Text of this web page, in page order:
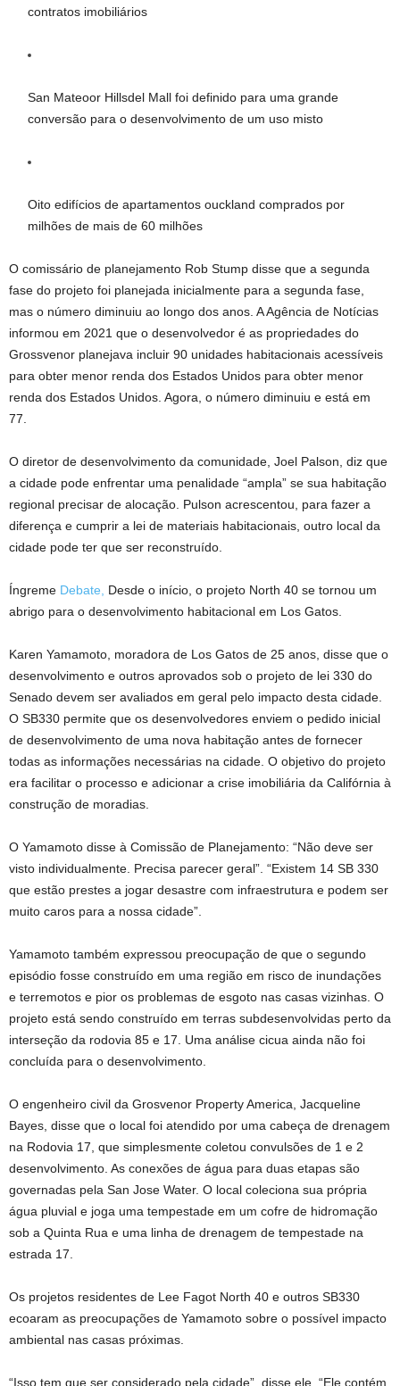
contratos imobiliários
San Mateoor Hillsdel Mall foi definido para uma grande
conversão para o desenvolvimento de um uso misto
Oito edifícios de apartamentos ouckland comprados por
milhões de mais de 60 milhões
O comissário de planejamento Rob Stump disse que a segunda
fase do projeto foi planejada inicialmente para a segunda fase,
mas o número diminuiu ao longo dos anos. A Agência de Notícias
informou em 2021 que o desenvolvedor é as propriedades do
Grossvenor planejava incluir 90 unidades habitacionais acessíveis
para obter menor renda dos Estados Unidos para obter menor
renda dos Estados Unidos. Agora, o número diminuiu e está em
77.
O diretor de desenvolvimento da comunidade, Joel Palson, diz que
a cidade pode enfrentar uma penalidade “ampla” se sua habitação
regional precisar de alocação. Pulson acrescentou, para fazer a
diferença e cumprir a lei de materiais habitacionais, outro local da
cidade pode ter que ser reconstruído.
Íngreme Debate,
Desde o início, o projeto North 40 se tornou um
abrigo para o desenvolvimento habitacional em Los Gatos.
Karen Yamamoto, moradora de Los Gatos de 25 anos, disse que o
desenvolvimento e outros aprovados sob o projeto de lei 330 do
Senado devem ser avaliados em geral pelo impacto desta cidade.
O SB330 permite que os desenvolvedores enviem o pedido inicial
de desenvolvimento de uma nova habitação antes de fornecer
todas as informações necessárias na cidade. O objetivo do projeto
era facilitar o processo e adicionar a crise imobiliária da Califórnia à
construção de moradias.
O Yamamoto disse à Comissão de Planejamento: “Não deve ser
visto individualmente. Precisa parecer geral”. “Existem 14 SB 330
que estão prestes a jogar desastre com infraestrutura e podem ser
muito caros para a nossa cidade”.
Yamamoto também expressou preocupação de que o segundo
episódio fosse construído em uma região em risco de inundações
e terremotos e pior os problemas de esgoto nas casas vizinhas. O
projeto está sendo construído em terras subdesenvolvidas perto da
interseção da rodovia 85 e 17. Uma análise cicua ainda não foi
concluída para o desenvolvimento.
O engenheiro civil da Grosvenor Property America, Jacqueline
Bayes, disse que o local foi atendido por uma cabeça de drenagem
na Rodovia 17, que simplesmente coletou convulsões de 1 e 2
desenvolvimento. As conexões de água para duas etapas são
governadas pela San Jose Water. O local coleciona sua própria
água pluvial e joga uma tempestade em um cofre de hidromação
sob a Quinta Rua e uma linha de drenagem de tempestade na
estrada 17.
Os projetos residentes de Lee Fagot North 40 e outros SB330
ecoaram as preocupações de Yamamoto sobre o possível impacto
ambiental nas casas próximas.
“Isso tem que ser considerado pela cidade”, disse ele. “Ele contém